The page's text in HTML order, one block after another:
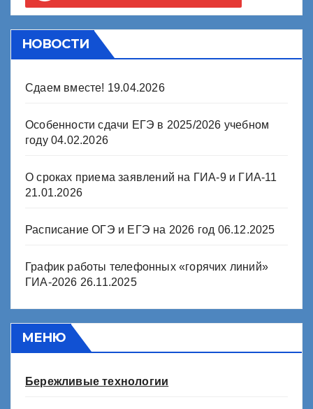
НОВОСТИ
Сдаем вместе! 19.04.2026
Особенности сдачи ЕГЭ в 2025/2026 учебном
году 04.02.2026
О сроках приема заявлений на ГИА-9 и ГИА-11
21.01.2026
Расписание ОГЭ и ЕГЭ на 2026 год 06.12.2025
График работы телефонных «горячих линий»
ГИА-2026 26.11.2025
МЕНЮ
Бережливые технологии